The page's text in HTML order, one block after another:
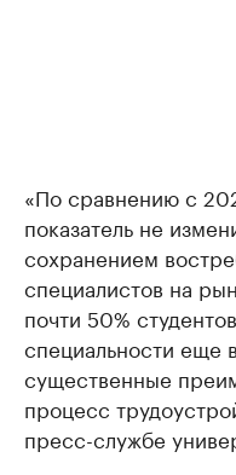
«По сравнению с
показатель не
сохранением
специалистов на
почти 50%
специальности еще
существенные
процесс
пресс-службе